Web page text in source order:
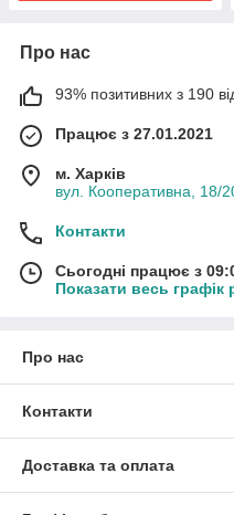
Про нас
93% позитивних з 190
Працює з 27.01.2021
м. Харків
вул. Кооперативна, 18/
Контакти
Сьогодні працює з
Показати весь графік
Про нас
Контакти
Доставка та оплата